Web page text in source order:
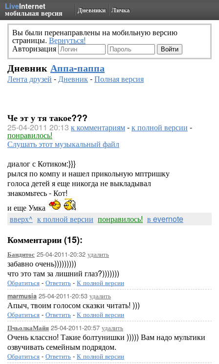
LiveInternet
мобильная версия Дневники Личка
Вы были перенаправлены на мобильную версию
страницы. Вернуться!
Авторизация
Дневник Аппа-паппа
Лента друзей -Дневник-Полная версия
Че эт у тя такое???
25-04-2011 20:13 к комментариям-к полной версии -
понравилось!
Слушать этот музыкальный файл
диалог с Котиком:}}}
рылся по компу и нашел прикольную мптришку
голоса детей я еще никогда не выкладывал
знакомьтесь - Кот!
и еще Умка
вверх^ к полной версии понравилось! в evernote
Комментарии (15):
Бандитос 25-04-2011-20:32 удалить
забавно очень)))))))))
что это там за лишний глаз?)))))))
Обратиться - Ответить - К полной версии
marmusia 25-04-2011-20:53 удалить
Апыч, твоим голосом сказки читать! )))
Обратиться - Ответить - К полной версии
ПчьолкаМайя 25-04-2011-20:57 удалить
Очень классно! Такие болтунишки ))))) Вам надо мультики
озвучивать семейным подрядом.
Обратиться - Ответить - К полной версии